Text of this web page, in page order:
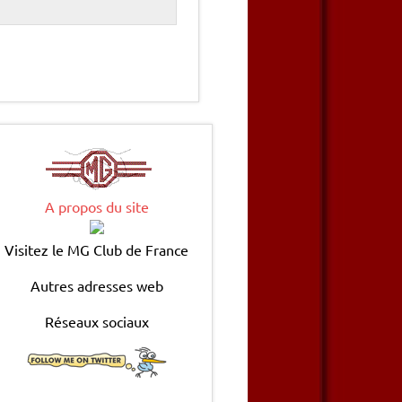
A propos du site
Visitez le MG Club de France
Autres adresses web
Réseaux sociaux